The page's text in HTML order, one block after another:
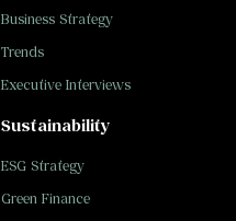
Business Strategy
Trends
Executive Interviews
Sustainability
ESG Strategy
Green Finance